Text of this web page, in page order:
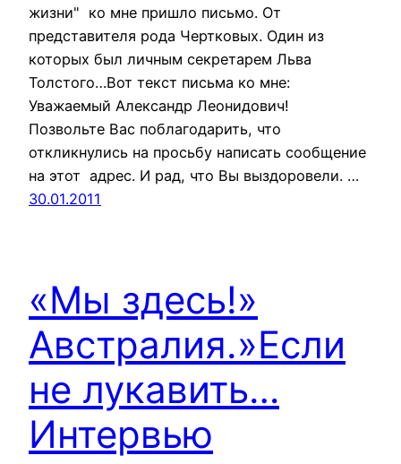
жизни" ко мне пришло письмо. От
представителя рода Чертковых. Один из
которых был личным секретарем Льва
Толстого…Вот текст письма ко мне:
Уважаемый Александр Леонидович!
Позвольте Вас поблагодарить, что
откликнулись на просьбу написать сообщение
на этот адрес. И рад, что Вы выздоровели. …
30.01.2011
«Мы здесь!»
Австралия.»Если
не лукавить…
Интервью